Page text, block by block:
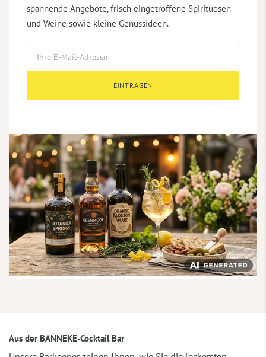
spannende Angebote, frisch eingetroffene Spirituosen
und Weine sowie kleine Genussideen.
EINTRAGEN
Aus der BANNEKE-Cocktail Bar